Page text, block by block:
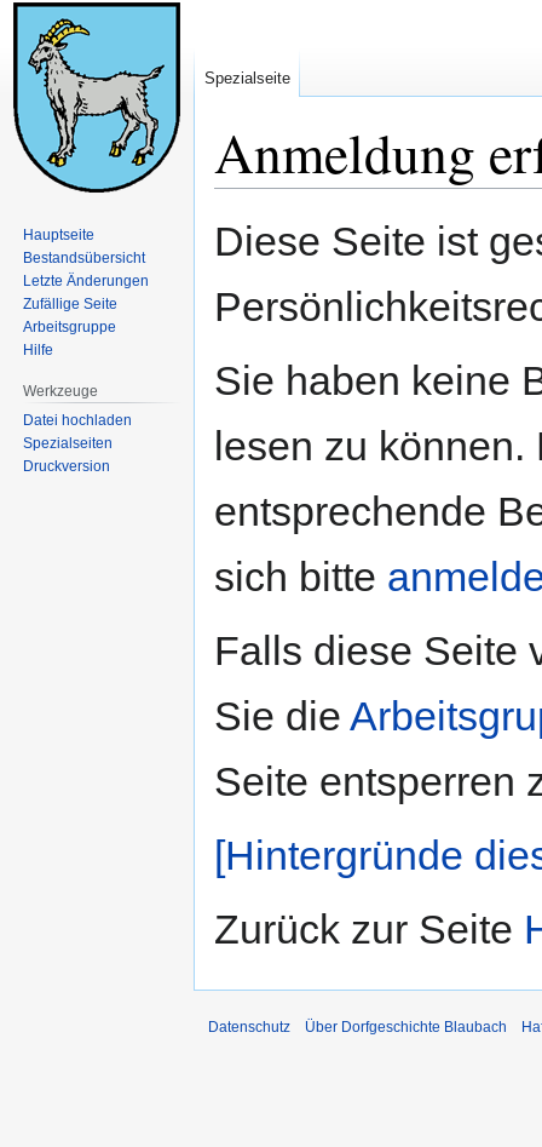
Anmeldung
Navigation
Suche
Diese Seite ist
Sie haben keine
lesen zu
entsprechende
sich bitte
Falls diese Seite
Sie die
Seite entsperren
[Hintergründe
Zurück zur Seite
Spezialseite
Hauptseite
Bestandsübersicht
Letzte Änderungen
Zufällige Seite
Arbeitsgruppe
Hilfe
Werkzeuge
Datei hochladen
Spezialseiten
Druckversion
Datenschutz Über Dorfgeschichte Blaubach